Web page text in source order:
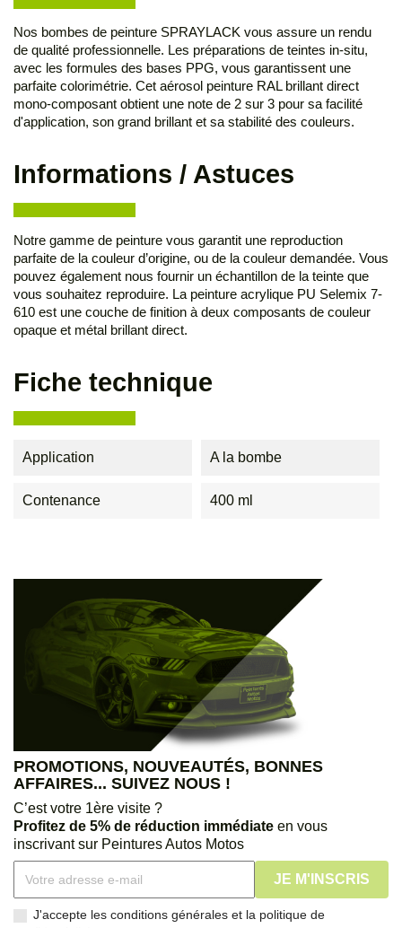
Nos bombes de peinture SPRAYLACK vous assure un rendu
de qualité professionnelle. Les préparations de teintes in-situ,
avec les formules des bases PPG, vous garantissent une
parfaite colorimétrie. Cet aérosol peinture RAL brillant direct
mono-composant obtient une note de 2 sur 3 pour sa facilité
d'application, son grand brillant et sa stabilité des couleurs.
Informations / Astuces
Notre gamme de peinture vous garantit une reproduction
parfaite de la couleur d’origine, ou de la couleur demandée. Vous
pouvez également nous fournir un échantillon de la teinte que
vous souhaitez reproduire. La peinture acrylique PU Selemix 7-
610 est une couche de finition à deux composants de couleur
opaque et métal brillant direct.
Fiche technique
Application A la bombe
Contenance 400 ml
PROMOTIONS, NOUVEAUTÉS, BONNES
AFFAIRES... SUIVEZ NOUS !
C’est votre 1ère visite ?
Profitez de 5% de réduction immédiate en vous
inscrivant sur Peintures Autos Motos
J'accepte les conditions générales et la politique de